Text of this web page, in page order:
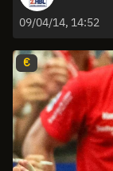
09/04/14, 14:52
€